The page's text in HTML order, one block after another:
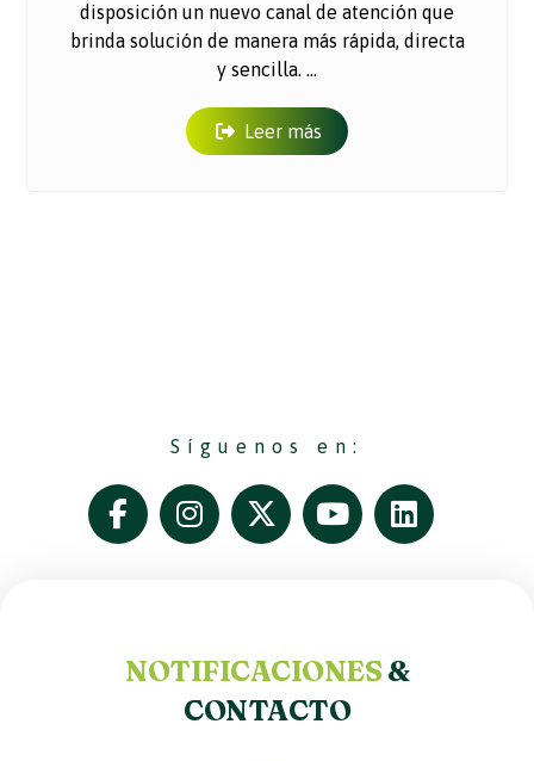
disposición un nuevo canal de atención que
brinda solución de manera más rápida, directa
y sencilla. ...
Leer más
Síguenos en:
NOTIFICACIONES &
CONTACTO